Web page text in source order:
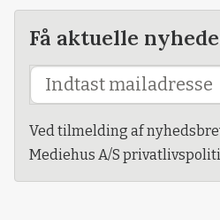
Få aktuelle
Ved tilmelding af
Mediehus A/S